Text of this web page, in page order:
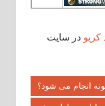
در سایت